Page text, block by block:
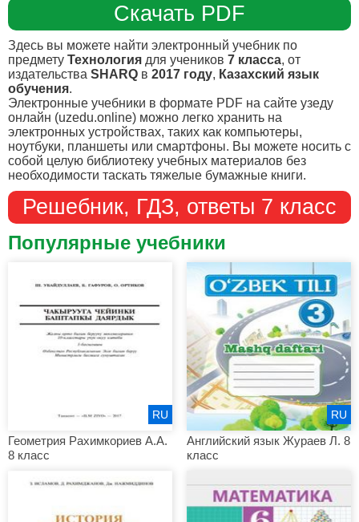
Скачать PDF
Здесь вы можете найти электронный учебник по
предмету Технология для учеников 7 класса, от
издательства SHARQ в 2017 году, Казахский язык
обучения.
Электронные учебники в формате PDF на сайте узеду
онлайн (uzedu.online) можно легко хранить на
электронных устройствах, таких как компьютеры,
ноутбуки, планшеты или смартфоны. Вы можете носить с
собой целую библиотеку учебных материалов без
необходимости таскать тяжелые бумажные книги.
Решебник, ГДЗ, ответы 7 класс
Популярные учебники
Геометрия Рахимкориев А.А.
8 класс
RU
Английский язык Жураев Л. 8
класс
RU